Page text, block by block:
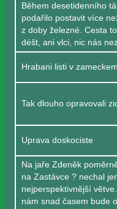
Během desetidenního
podařilo postavit více
z doby železné. Cesta
déšt, ani vlci, nic nás
Hrabani listi v
Tak dlouho opravovali
Uprava doskociste
Na jaře Zdeněk
na Zastávce ? nechal
nejperspektivnější
nám snad časem bude